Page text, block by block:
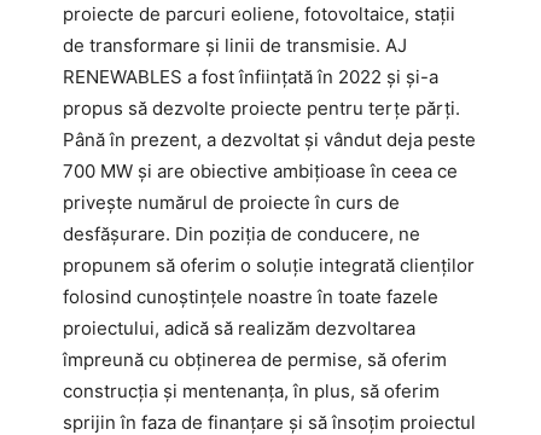
proiecte de parcuri eoliene, fotovoltaice, stații
de transformare și linii de transmisie. AJ
RENEWABLES a fost înființată în 2022 și și-a
propus să dezvolte proiecte pentru terțe părți.
Până în prezent, a dezvoltat și vândut deja peste
700 MW și are obiective ambițioase în ceea ce
privește numărul de proiecte în curs de
desfășurare. Din poziția de conducere, ne
propunem să oferim o soluție integrată clienților
folosind cunoștințele noastre în toate fazele
proiectului, adică să realizăm dezvoltarea
împreună cu obținerea de permise, să oferim
construcția și mentenanța, în plus, să oferim
sprijin în faza de finanțare și să însoțim proiectul